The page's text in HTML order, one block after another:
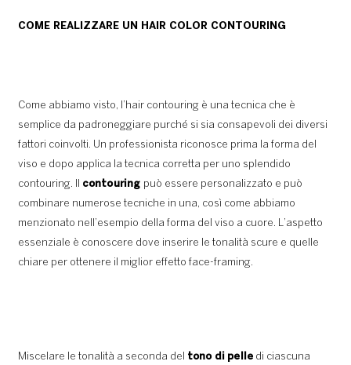
COME REALIZZARE UN HAIR COLOR CONTOURING
Come abbiamo visto, l’hair contouring è una tecnica che è
semplice da padroneggiare purché si sia consapevoli dei diversi
fattori coinvolti. Un professionista riconosce prima la forma del
viso e dopo applica la tecnica corretta per uno splendido
contouring. Il
contouring può essere personalizzato e può
combinare numerose tecniche in una, così come abbiamo
menzionato nell’esempio della forma del viso a cuore. L’aspetto
essenziale è conoscere dove inserire le tonalità scure e quelle
chiare per ottenere il miglior effetto face-framing.
Miscelare le tonalità a seconda del tono di pelle di ciascuna